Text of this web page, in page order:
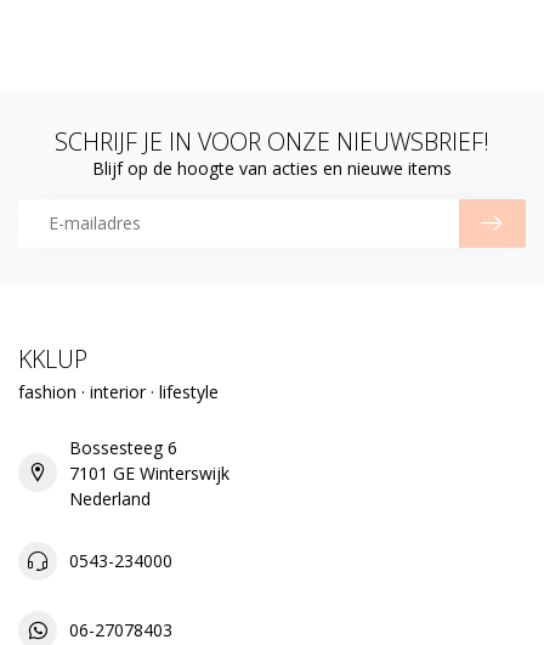
SCHRIJF JE IN VOOR ONZE NIEUWSBRIEF!
Blijf op de hoogte van acties en nieuwe items
KKLUP
fashion · interior · lifestyle
Bossesteeg 6
7101 GE Winterswijk
Nederland
0543-234000
06-27078403